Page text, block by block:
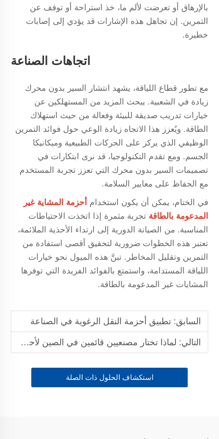
بالإرهاق أو تعرضت لألم ما، خذ استراحة أو توقف عن
التمرين. إن تجاهل هذه الإشارات قد يؤدي إلى إصابات
خطيرة.
اتجاهات الصناعة
مع تطور قطاع اللياقة، يشهد انتشار السير بدون محرك
زيادة في الشعبية. يبحث المزيد من المستهلكين عن
خيارات تدريب صديقة للبيئة وفعالة من حيث استهلاك
الطاقة. ويُعزز هذا الاتجاه زيادة الوعي حول فوائد التمرين
الوظيفي الذي يركز على الحركات الطبيعية وميكانيكا
الجسم. ومع تقدم التكنولوجيا، قد نرى ابتكارات في
تصميمات السير بدون محرك التي تعزز تجربة المستخدم
مع الحفاظ على معايير السلامة.
في الختام، يمكن أن يكون استخدام
أحزمة المشاية غير
المدعومة بالطاقة تجربة مثمرة إذا اتخذت الاحتياطات
المناسبة. من الصيانة الدورية إلى ارتداء الأحذية الملائمة،
تعتبر هذه الخطوات ضرورية لتحقيق أقصى استفادة من
التمرين وتقليل المخاطر. تبنَّ هذه الميول نحو خيارات
اللياقة المستدامة، واستمتع بالفوائد الفريدة التي توفرها
المشايات غير المدعومة بالطاقة.
السابق: تطبيق أحزمة النقل الرغوية في الصناعة
التالي: لماذا تختار مصنعيين قائمين في الصين لأحزمة التوقيت PU ذات التكلفة الفعالة
استكشاف الحلول ذات الصلة